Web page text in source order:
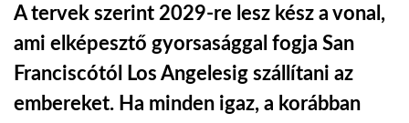
A tervek szerint 2029-re lesz kész a vonal,
ami elképesztő gyorsasággal fogja San
Franciscótól Los Angelesig szállítani az
embereket. Ha minden igaz, a korábban